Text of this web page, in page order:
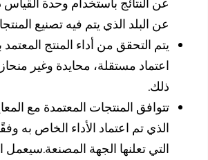
عن البلد الذي يتم فيه تصنيع المنتجات
يتم التحقق من أداء المنتج المعتمد
اعتماد مستقلة، محايدة وغير منحازة
تتوافق المنتجات المعتمدة مع
الذي تم اعتماد الأداء الخاص به وفقًا
التي تعلنها الجهة المصنعة.سيعمل